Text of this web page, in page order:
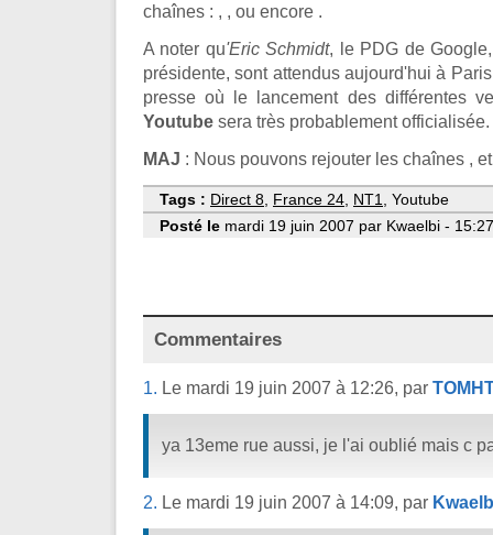
chaînes : , , ou encore .
A noter qu'Eric Schmidt, le PDG de
présidente, sont attendus aujourd'hui à
presse où le lancement des différentes
Youtube sera très probablement officialisée.
MAJ : Nous pouvons rejouter les chaînes , et
Tags : Direct 8 France 24 NT1
, Youtube
Posté le mardi 19 juin 2007 par Kwaelbi -
Commentaires
1. Le mardi 19 juin 2007 à 12:26, par
ya 13eme rue aussi, je l'ai oublié mais c
2. Le mardi 19 juin 2007 à 14:09, par